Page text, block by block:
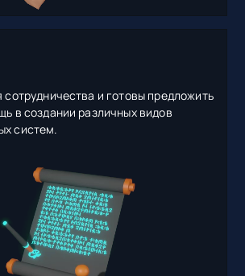
и готовы предложить
в создании различных видов
систем.